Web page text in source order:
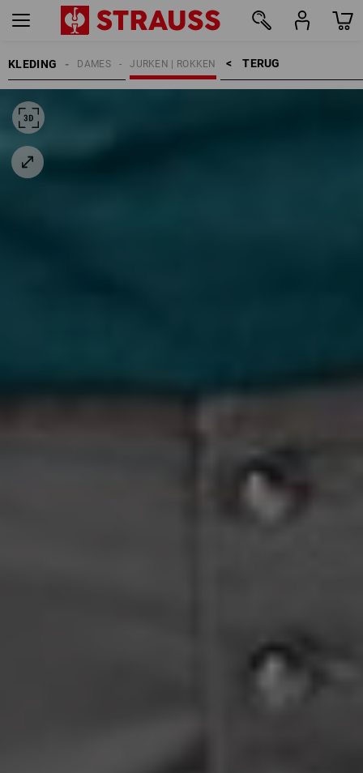
KLEDING TERUG    >
JURKEN | ROKKEN
DAMES